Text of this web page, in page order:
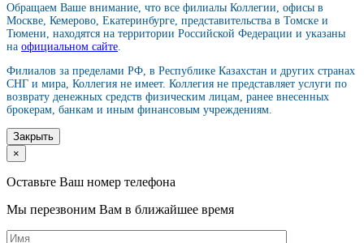
Обращаем Ваше внимание, что все филиалы Коллегии, офисы в
Москве, Кемерово, Екатеринбурге, представительства в Томске и
Тюмени, находятся на территории Российской Федерации и указаны
на официальном сайте
Филиалов за пределами РФ, в Республике Казахстан и других странах
СНГ и мира, Коллегия не имеет. Коллегия не представляет услуги по
возврату денежных средств физическим лицам, ранее внесенных
брокерам, банкам и иным финансовым учреждениям.
Закрыть
×
Оставьте Ваш номер телефона
Мы перезвоним Вам в ближайшее время